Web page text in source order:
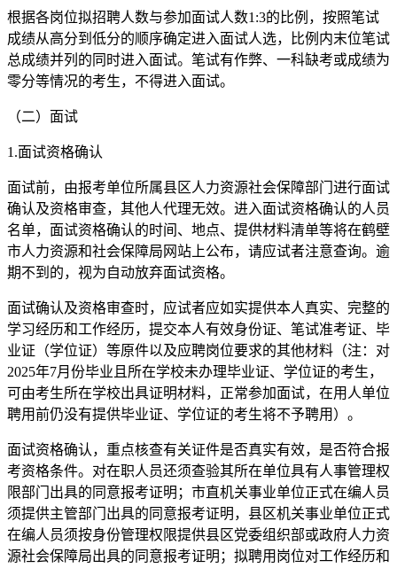
根据各岗位拟招聘人数与参加面试人数1:3的比例，按照笔试
成绩从高分到低分的顺序确定进入面试人选，比例内末位笔试
总成绩并列的同时进入面试。笔试有作弊、一科缺考或成绩为
零分等情况的考生，不得进入面试。
（二）面试
1.面试资格确认
面试前，由报考单位所属县区人力资源社会保障部门进行面试
确认及资格审查，其他人代理无效。进入面试资格确认的人员
名单，面试资格确认的时间、地点、提供材料清单等将在鹤壁
市人力资源和社会保障局网站上公布，请应试者注意查询。逾
期不到的，视为自动放弃面试资格。
面试确认及资格审查时，应试者应如实提供本人真实、完整的
学习经历和工作经历，提交本人有效身份证、笔试准考证、毕
业证（学位证）等原件以及应聘岗位要求的其他材料（注：对
2025年7月份毕业且所在学校未办理毕业证、学位证的考生，
可由考生所在学校出具证明材料，正常参加面试，在用人单位
聘用前仍没有提供毕业证、学位证的考生将不予聘用）。
面试资格确认，重点核查有关证件是否真实有效，是否符合报
考资格条件。对在职人员还须查验其所在单位具有人事管理权
限部门出具的同意报考证明；市直机关事业单位正式在编人员
须提供主管部门出具的同意报考证明，县区机关事业单位正式
在编人员须按身份管理权限提供县区党委组织部或政府人力资
源社会保障局出具的同意报考证明；拟聘用岗位对工作经历和